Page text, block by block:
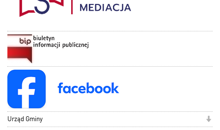
Urząd Gminy